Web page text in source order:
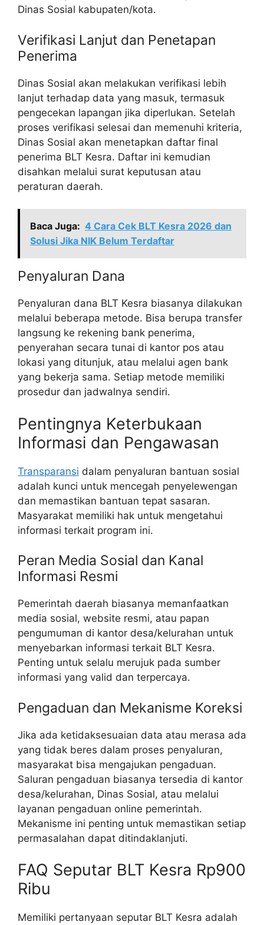
Dinas Sosial kabupaten/kota.
Verifikasi Lanjut dan Penetapan
Penerima
Dinas Sosial akan melakukan verifikasi lebih
lanjut terhadap data yang masuk, termasuk
pengecekan lapangan jika diperlukan. Setelah
proses verifikasi selesai dan memenuhi kriteria,
Dinas Sosial akan menetapkan daftar final
penerima BLT Kesra. Daftar ini kemudian
disahkan melalui surat keputusan atau
peraturan daerah.
Baca Juga: 4 Cara Cek BLT Kesra 2026 dan
Solusi Jika NIK Belum Terdaftar
Penyaluran Dana
Penyaluran dana BLT Kesra biasanya dilakukan
melalui beberapa metode. Bisa berupa transfer
langsung ke rekening bank penerima,
penyerahan secara tunai di kantor pos atau
lokasi yang ditunjuk, atau melalui agen bank
yang bekerja sama. Setiap metode memiliki
prosedur dan jadwalnya sendiri.
Pentingnya Keterbukaan
Informasi dan Pengawasan
Transparansi dalam penyaluran bantuan sosial
adalah kunci untuk mencegah penyelewengan
dan memastikan bantuan tepat sasaran.
Masyarakat memiliki hak untuk mengetahui
informasi terkait program ini.
Peran Media Sosial dan Kanal
Informasi Resmi
Pemerintah daerah biasanya memanfaatkan
media sosial, website resmi, atau papan
pengumuman di kantor desa/kelurahan untuk
menyebarkan informasi terkait BLT Kesra.
Penting untuk selalu merujuk pada sumber
informasi yang valid dan terpercaya.
Pengaduan dan Mekanisme Koreksi
Jika ada ketidaksesuaian data atau merasa ada
yang tidak beres dalam proses penyaluran,
masyarakat bisa mengajukan pengaduan.
Saluran pengaduan biasanya tersedia di kantor
desa/kelurahan, Dinas Sosial, atau melalui
layanan pengaduan online pemerintah.
Mekanisme ini penting untuk memastikan setiap
permasalahan dapat ditindaklanjuti.
FAQ Seputar BLT Kesra Rp900
Ribu
Memiliki pertanyaan seputar BLT Kesra adalah